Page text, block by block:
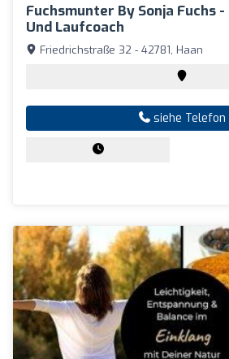
Fuchsmunter By Sonja Fuchs
Und Laufcoach
Friedrichstraße 32 - 42781, Haan
siehe Telefon